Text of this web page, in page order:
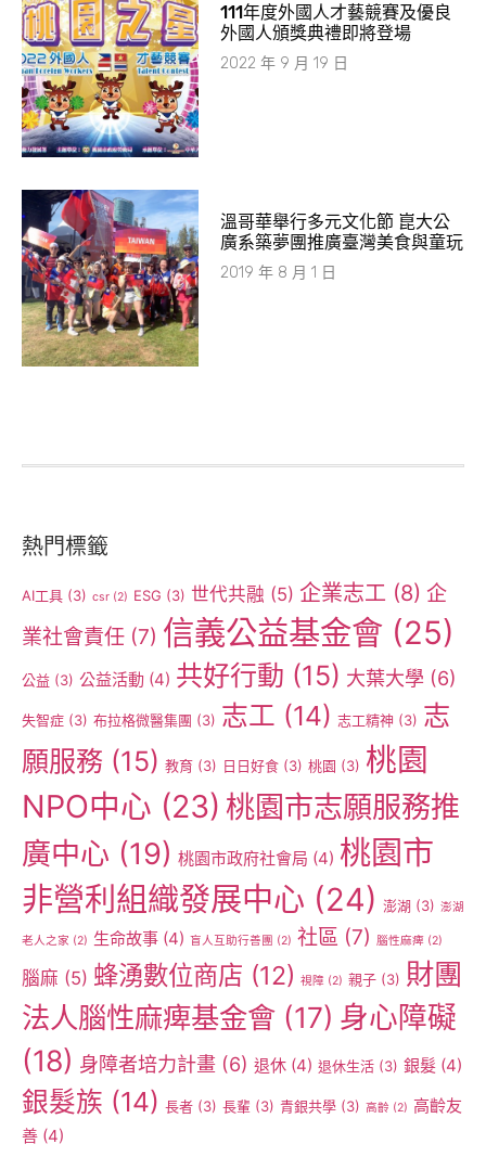
111年度外國人才藝競賽及優良
外國人頒獎典禮即將登場
2022 年 9 月 19 日
溫哥華舉行多元文化節 崑大公
廣系築夢團推廣臺灣美食與童玩
2019 年 8 月 1 日
熱門標籤
AI工具 (3) csr (2) ESG (3) 世代共融 (5) 企業志工 (8) 企
業社會責任 (7) 信義公益基金會 (25)
公益 (3) 公益活動 (4) 共好行動 (15) 大葉大學 (6)
失智症 (3) 布拉格微醫集團 (3) 志工 (14) 志工精神 (3) 志
願服務 (15) 教育 (3) 日日好食 (3) 桃園 (3) 桃園
NPO中心 (23) 桃園市志願服務推
廣中心 (19) 桃園市政府社會局 (4) 桃園市
非營利組織發展中心 (24) 澎湖 (3) 澎湖
老人之家 (2) 生命故事 (4) 盲人互助行善團 (2) 社區 (7) 腦性麻痺 (2)
腦麻 (5) 蜂湧數位商店 (12) 視障 (2) 親子 (3) 財團
法人腦性麻痺基金會 (17) 身心障礙
(18) 身障者培力計畫 (6) 退休 (4) 退休生活 (3) 銀髮 (4)
銀髮族 (14) 長者 (3) 長輩 (3) 青銀共學 (3) 高齡 (2) 高齡友
善 (4)